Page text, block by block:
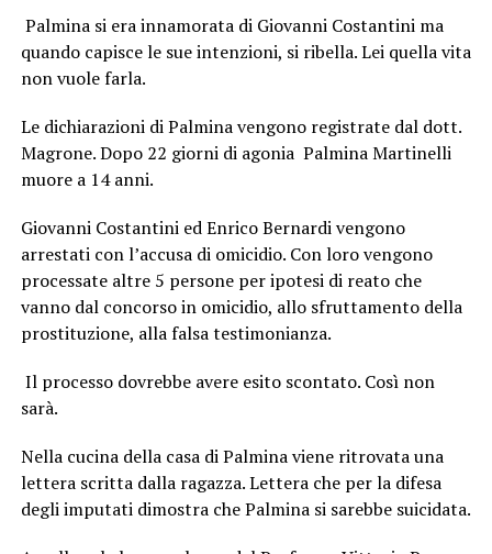
Palmina si era innamorata di Giovanni Costantini ma
quando capisce le sue intenzioni, si ribella. Lei quella vita
non vuole farla.
Le dichiarazioni di Palmina vengono registrate dal dott.
Magrone. Dopo 22 giorni di agonia Palmina Martinelli
muore a 14 anni.
Giovanni Costantini ed Enrico Bernardi vengono
arrestati con l’accusa di omicidio. Con loro vengono
processate altre 5 persone per ipotesi di reato che
vanno dal concorso in omicidio, allo sfruttamento della
prostituzione, alla falsa testimonianza.
Il processo dovrebbe avere esito scontato. Così non
sarà.
Nella cucina della casa di Palmina viene ritrovata una
lettera scritta dalla ragazza. Lettera che per la difesa
degli imputati dimostra che Palmina si sarebbe suicidata.